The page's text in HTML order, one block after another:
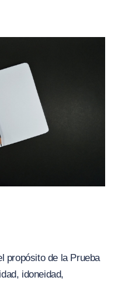
propósito de la Prueba
idoneidad,